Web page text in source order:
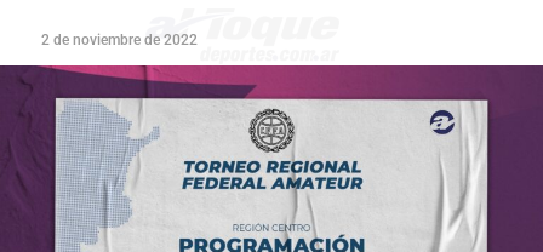
2 de noviembre de 2022